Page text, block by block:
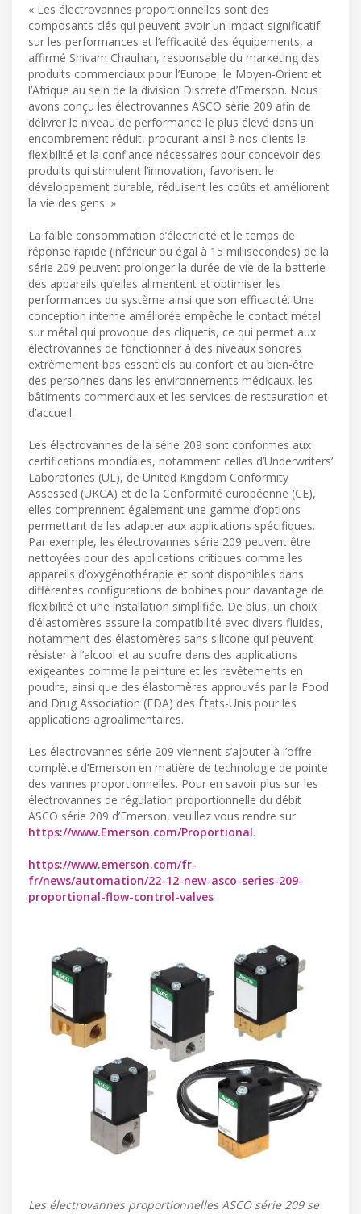
« Les électrovannes proportionnelles sont des
composants clés qui peuvent avoir un impact significatif
sur les performances et l’efficacité des équipements, a
affirmé Shivam Chauhan, responsable du marketing des
produits commerciaux pour l’Europe, le Moyen-Orient et
l’Afrique au sein de la division Discrete d’Emerson. Nous
avons conçu les électrovannes ASCO série 209 afin de
délivrer le niveau de performance le plus élevé dans un
encombrement réduit, procurant ainsi à nos clients la
flexibilité et la confiance nécessaires pour concevoir des
produits qui stimulent l’innovation, favorisent le
développement durable, réduisent les coûts et améliorent
la vie des gens. »
La faible consommation d’électricité et le temps de
réponse rapide (inférieur ou égal à 15 millisecondes) de la
série 209 peuvent prolonger la durée de vie de la batterie
des appareils qu’elles alimentent et optimiser les
performances du système ainsi que son efficacité. Une
conception interne améliorée empêche le contact métal
sur métal qui provoque des cliquetis, ce qui permet aux
électrovannes de fonctionner à des niveaux sonores
extrêmement bas essentiels au confort et au bien-être
des personnes dans les environnements médicaux, les
bâtiments commerciaux et les services de restauration et
d’accueil.
Les électrovannes de la série 209 sont conformes aux
certifications mondiales, notamment celles d’Underwriters’
Laboratories (UL), de United Kingdom Conformity
Assessed (UKCA) et de la Conformité européenne (CE),
elles comprennent également une gamme d’options
permettant de les adapter aux applications spécifiques.
Par exemple, les électrovannes série 209 peuvent être
nettoyées pour des applications critiques comme les
appareils d’oxygénothérapie et sont disponibles dans
différentes configurations de bobines pour davantage de
flexibilité et une installation simplifiée. De plus, un choix
d’élastomères assure la compatibilité avec divers fluides,
notamment des élastomères sans silicone qui peuvent
résister à l’alcool et au soufre dans des applications
exigeantes comme la peinture et les revêtements en
poudre, ainsi que des élastomères approuvés par la Food
and Drug Association (FDA) des États-Unis pour les
applications agroalimentaires.
Les électrovannes série 209 viennent s’ajouter à l’offre
complète d’Emerson en matière de technologie de pointe
des vannes proportionnelles. Pour en savoir plus sur les
électrovannes de régulation proportionnelle du débit
ASCO série 209 d’Emerson, veuillez vous rendre sur
https://www.Emerson.com/Proportional.
https://www.emerson.com/fr-
fr/news/automation/22-12-new-asco-series-209-
proportional-flow-control-valves
Les électrovannes proportionnelles ASCO série 209 se